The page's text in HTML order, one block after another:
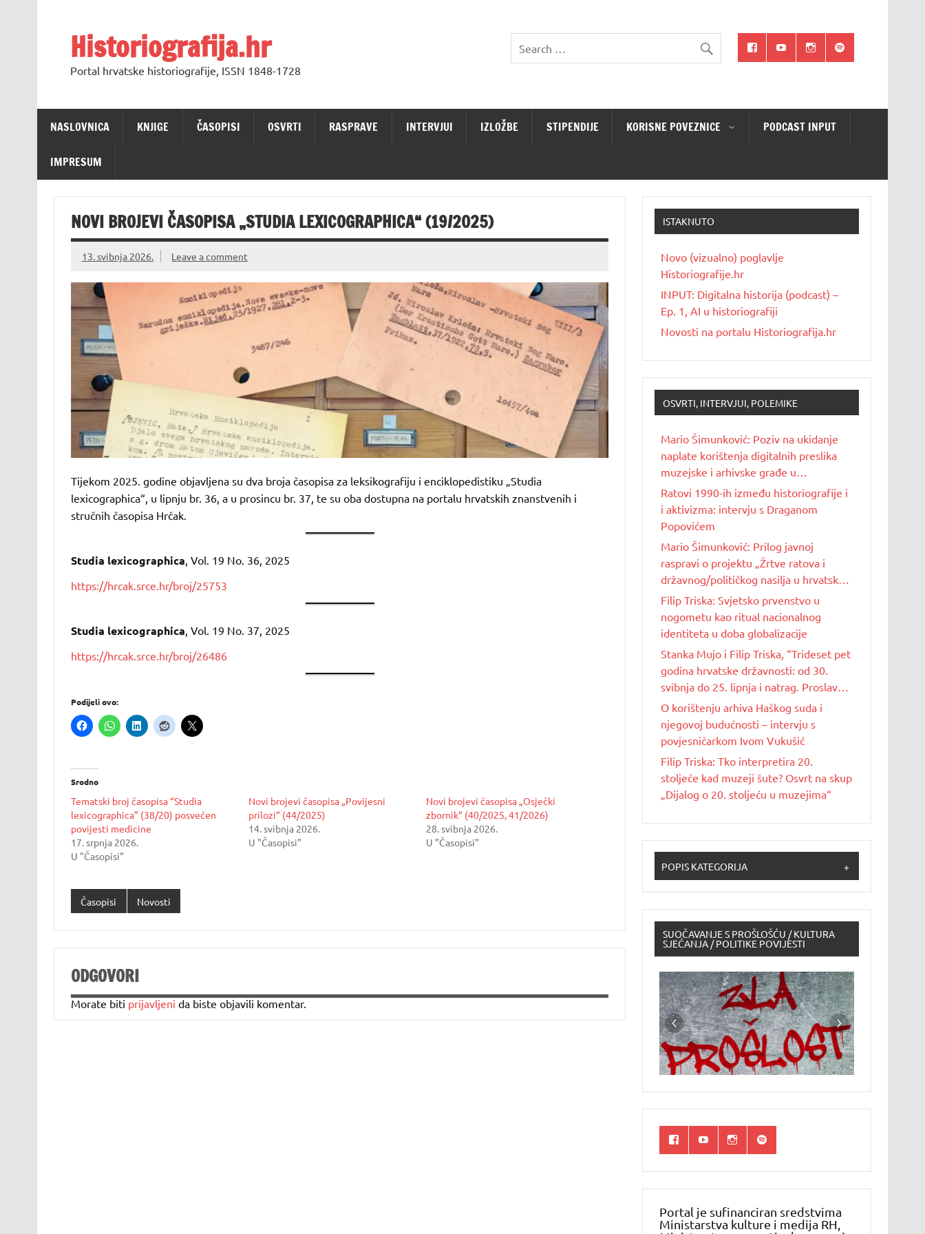
Historiografija.hr
Portal hrvatske historiografije, ISSN 1848-1728
NASLOVNICA KNJIGE ČASOPISI OSVRTI RASPRAVE INTERVJUI IZLOŽBE STIPENDIJE KORISNE POVEZNICE PODCAST INPUT
IMPRESUM
NOVI BROJEVI ČASOPISA „STUDIA LEXICOGRAPHICA“ (19/2025)
13. svibnja 2026. Leave a comment
Tijekom 2025. godine objavljena su dva broja časopisa za leksikografiju i enciklopedistiku „Studia
lexicographica“, u lipnju br. 36, a u prosincu br. 37, te su oba dostupna na portalu hrvatskih znanstvenih i
stručnih časopisa Hrčak.
Studia lexicographica , Vol. 19 No. 36, 2025
https://hrcak.srce.hr/broj/25753
Studia lexicographica , Vol. 19 No. 37, 2025
https://hrcak.srce.hr/broj/26486
Podijeli ovo:
Srodno
Tematski broj časopisa “Studia
lexicographica” (38/20) posvećen
povijesti medicine
17. srpnja 2026.
U "Časopisi"
Novi brojevi časopisa „Povijesni
prilozi“ (44/2025)
14. svibnja 2026.
U "Časopisi"
Novi brojevi časopisa „Osječki
zbornik“ (40/2025, 41/2026)
28. svibnja 2026.
U "Časopisi"
Časopisi Novosti
ODGOVORI
Morate biti prijavljeni da biste objavili komentar.
ISTAKNUTO
Novo (vizualno) poglavlje
Historiografije.hr
INPUT: Digitalna historija (podcast) –
Ep. 1, AI u historiografiji
Novosti na portalu Historiografija.hr
OSVRTI, INTERVJUI, POLEMIKE
Mario Šimunković: Poziv na ukidanje
naplate korištenja digitalnih preslika
muzejske i arhivske građe u
nekomercijalne svrhe
Ratovi 1990-ih između historiografije i
i aktivizma: intervju s Draganom
Popovićem
Mario Šimunković: Prilog javnoj
raspravi o projektu „Žrtve ratova i
državnog/političkog nasilja u hrvatskoj
povijesti 20. stoljeća“
Filip Triska: Svjetsko prvenstvo u
nogometu kao ritual nacionalnog
identiteta u doba globalizacije
Stanka Mujo i Filip Triska, “Trideset pet
godina hrvatske državnosti: od 30.
svibnja do 25. lipnja i natrag. Proslave
Dana državnosti u Republici Hrvatskoj
od 1990. do 2025. godine”
O korištenju arhiva Haškog suda i
njegovoj budućnosti – intervju s
povjesničarkom Ivom Vukušić
Filip Triska: Tko interpretira 20.
stoljeće kad muzeji šute? Osvrt na skup
„Dijalog o 20. stoljeću u muzejima“
POPIS KATEGORIJA +
SUOČAVANJE S PROŠLOŠĆU / KULTURA
SJEĆANJA / POLITIKE POVIJESTI
Portal je sufinanciran sredstvima
Ministarstva kulture i medija RH,